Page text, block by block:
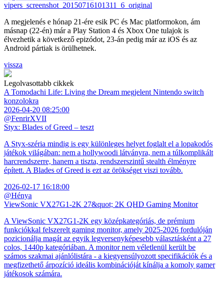
A megjelenés e hónap 21-ére esik PC és Mac platformokon, ám
másnap (22-én) már a Play Station 4 és Xbox One tulajok is
élvezhetik a következő epizódot, 23-án pedig már az iOS és az
Android pártiak is örülhetnek.
vissza
Legolvasottabb cikkek
A Tomodachi Life: Living the Dream megjelent Nintendo switch
konzolokra
2026-04-20 08:25:00
@FenrirXVII
Styx: Blades of Greed – teszt
A Styx-széria mindig is egy különleges helyet foglalt el a lopakodós
játékok világában: nem a hollywoodi látványra, nem a túlkomplikált
harcrendszerre, hanem a tiszta, rendszerszintű stealth élményre
épített. A Blades of Greed is ezt az örökséget viszi tovább.
2026-02-17 16:18:00
@Hénya
ViewSonic VX27G1-2K 27&quot; 2K QHD Gaming Monitor
A ViewSonic VX27G1-2K egy középkategóriás, de prémium
funkciókkal felszerelt gaming monitor, amely 2025-2026 fordulóján
pozicionálja magát az egyik legversenyképesebb választásként a 27
colos, 1440p kategóriában. A monitor nem véletlenül került be
számos szakmai ajánlólistára - a kiegyensúlyozott specifikációk és a
megfizethető árpozíció ideális kombinációját kínálja a komoly gamer
játékosok számára.